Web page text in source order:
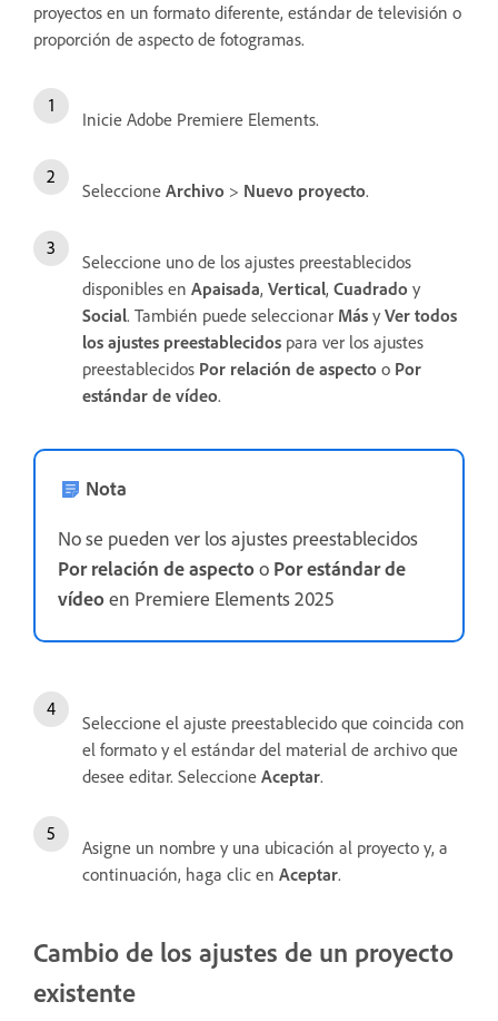
proyectos en un formato diferente, estándar de televisión o
proporción de aspecto de fotogramas.
Inicie Adobe Premiere Elements.
Seleccione Archivo > Nuevo proyecto.
Seleccione uno de los ajustes preestablecidos
disponibles en Apaisada, Vertical, Cuadrado y
Social. También puede seleccionar Más y Ver todos
los ajustes preestablecidos para ver los ajustes
preestablecidos Por relación de aspecto o Por
estándar de vídeo.
Nota
No se pueden ver los ajustes preestablecidos
Por relación de aspectoo Por estándar de
vídeoen Premiere Elements 2025
Seleccione el ajuste preestablecido que coincida con
el formato y el estándar del material de archivo que
desee editar. Seleccione Aceptar.
Asigne un nombre y una ubicación al proyecto y, a
continuación, haga clic en Aceptar.
Cambio de los ajustes de un proyecto
existente